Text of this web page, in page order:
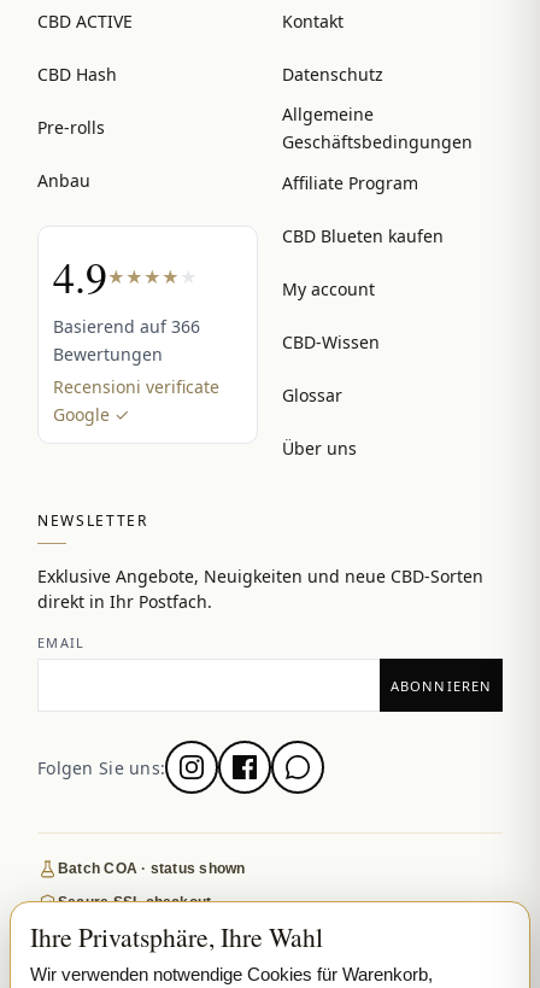
CBD ACTIVE
CBD Hash
Pre-rolls
Anbau
4.9★★★★ ★
Basierend auf 366
Bewertungen
Recensioni verificate
Google ✓
Kontakt
Datenschutz
Allgemeine
Geschäftsbedingungen
Affiliate Program
CBD Blueten kaufen
My account
CBD-Wissen
Glossar
Über uns
NEWSLETTER
Exklusive Angebote, Neuigkeiten und neue CBD-Sorten
direkt in Ihr Postfach.
EMAIL
Folgen Sie uns:
Batch COA · status shown
Secure SSL checkout
Discreet, tracked EU delivery
Premium indoor · COA where published
Ihre Privatsphäre, Ihre Wahl
Wir verwenden notwendige Cookies für Warenkorb,